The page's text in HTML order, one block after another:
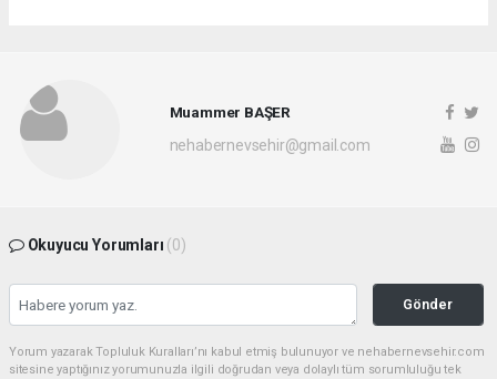
Muammer BAŞER
nehabernevsehir@gmail.com
Okuyucu Yorumları (0)
Gönder
Yorum yazarak Topluluk Kuralları’nı kabul etmiş bulunuyor ve nehabernevsehir.com
sitesine yaptığınız yorumunuzla ilgili doğrudan veya dolaylı tüm sorumluluğu tek